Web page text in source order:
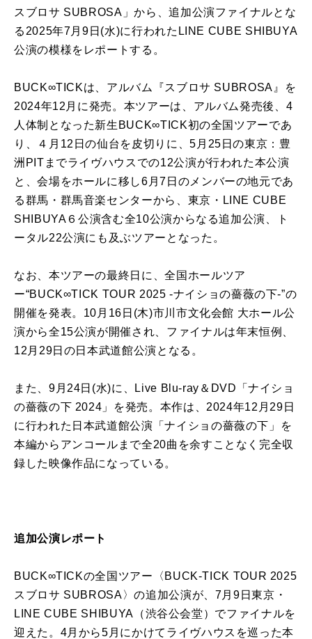
スブロサ SUBROSA」から、追加公演ファイナルとな
る2025年7月9日(水)に行われたLINE CUBE SHIBUYA
公演の模様をレポートする。
BUCK∞TICKは、アルバム『スブロサ SUBROSA』を
2024年12月に発売。本ツアーは、アルバム発売後、4
人体制となった新生BUCK∞TICK初の全国ツアーであ
り、４月12日の仙台を皮切りに、5月25日の東京：豊
洲PITまでライヴハウスでの12公演が行われた本公演
と、会場をホールに移し6月7日のメンバーの地元であ
る群馬・群馬音楽センターから、東京・LINE CUBE
SHIBUYA６公演含む全10公演からなる追加公演、ト
ータル22公演にも及ぶツアーとなった。
なお、本ツアーの最終日に、全国ホールツア
ー“BUCK∞TICK TOUR 2025 -ナイショの薔薇の下-”の
開催を発表。10月16日(木)市川市文化会館 大ホール公
演から全15公演が開催され、ファイナルは年末恒例、
12月29日の日本武道館公演となる。
また、9月24日(水)に、Live Blu-ray＆DVD「ナイショ
の薔薇の下 2024」を発売。本作は、2024年12月29日
に行われた日本武道館公演「ナイショの薔薇の下」を
本編からアンコールまで全20曲を余すことなく完全収
録した映像作品になっている。
追加公演レポート
BUCK∞TICKの全国ツアー〈BUCK-TICK TOUR 2025
スブロサ SUBROSA〉の追加公演が、7月9日東京・
LINE CUBE SHIBUYA（渋谷公会堂）でファイナルを
迎えた。4月から5月にかけてライヴハウスを巡った本